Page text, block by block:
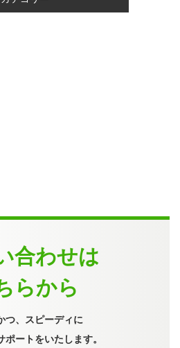
合わせは
らから
つ、スピーディに
ポートをいたします。